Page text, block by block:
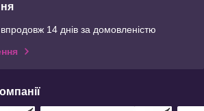
14 днів за домовленістю